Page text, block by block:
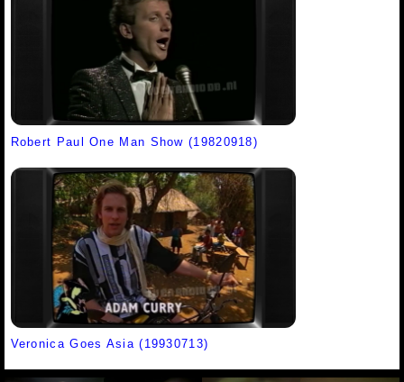
Robert Paul One Man Show (19820918)
Veronica Goes Asia (19930713)